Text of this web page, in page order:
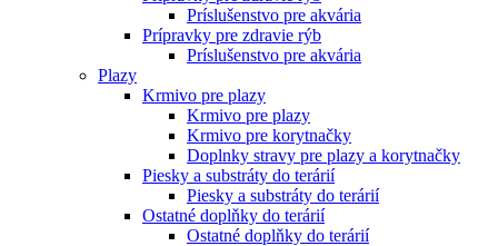
Príslušenstvo pre akvária
Prípravky pre zdravie rýb
Príslušenstvo pre akvária
Plazy
Krmivo pre plazy
Krmivo pre plazy
Krmivo pre korytnačky
Doplnky stravy pre plazy a korytnačky
Piesky a substráty do terárií
Piesky a substráty do terárií
Ostatné doplňky do terárií
Ostatné doplňky do terárií